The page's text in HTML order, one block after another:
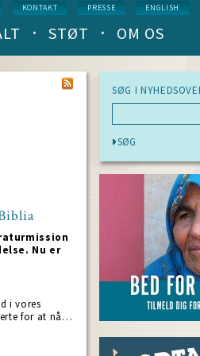
KONTAKT PRESSE ENGLISH
STØT OM OS
Nu er
i vores
for at nå…
SØG I